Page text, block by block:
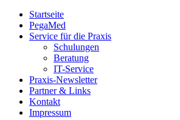
Startseite
PegaMed
Service für die Praxis
Schulungen
Beratung
IT-Service
Praxis-Newsletter
Partner & Links
Kontakt
Impressum